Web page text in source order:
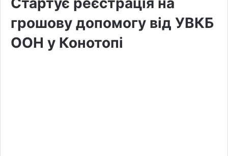
грошову допомогу від УВКБ
ООН у Конотопі